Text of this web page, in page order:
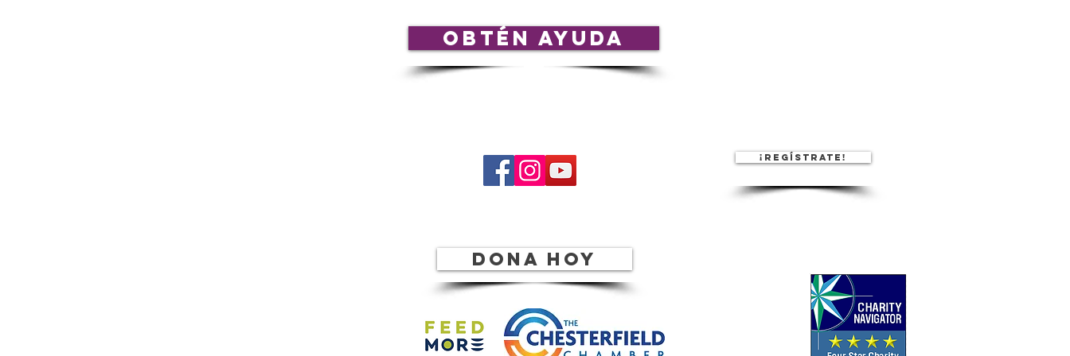
Obtén ayuda
Dona hoy
¡Regístrate!